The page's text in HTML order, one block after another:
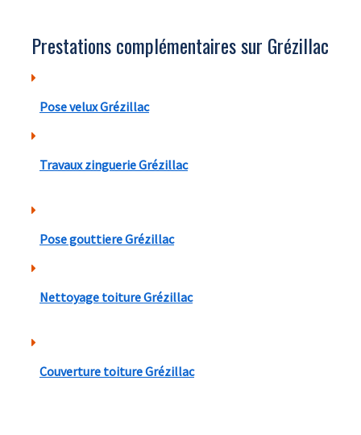
Prestations complémentaires sur Grézillac
Pose velux Grézillac
Travaux zinguerie Grézillac
Pose gouttiere Grézillac
Nettoyage toiture Grézillac
Couverture toiture Grézillac